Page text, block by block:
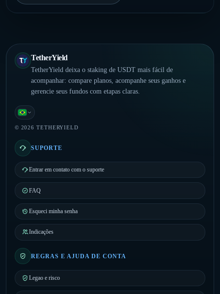
TetherYield
TetherYield deixa o staking de USDT mais fácil de
acompanhar: compare planos, acompanhe seus ganhos e
gerencie seus fundos com etapas claras.
Português (Brasil)
© 2026 TETHERYIELD
SUPORTE
Entrar em contato com o suporte
FAQ
Esqueci minha senha
Indicações
REGRAS E AJUDA DE CONTA
Legao e risco